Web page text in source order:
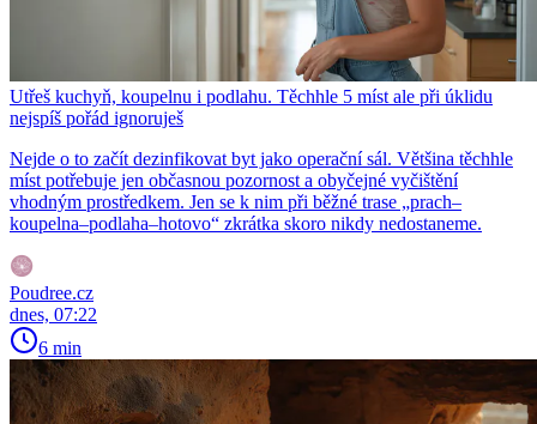
Utřeš kuchyň, koupelnu i podlahu. Těchhle 5 míst ale při úklidu
nejspíš pořád ignoruješ
Nejde o to začít dezinfikovat byt jako operační sál. Většina těchhle
míst potřebuje jen občasnou pozornost a obyčejné vyčištění
vhodným prostředkem. Jen se k nim při běžné trase „prach–
koupelna–podlaha–hotovo“ zkrátka skoro nikdy nedostaneme.
Poudree.cz
dnes, 07:22
6 min